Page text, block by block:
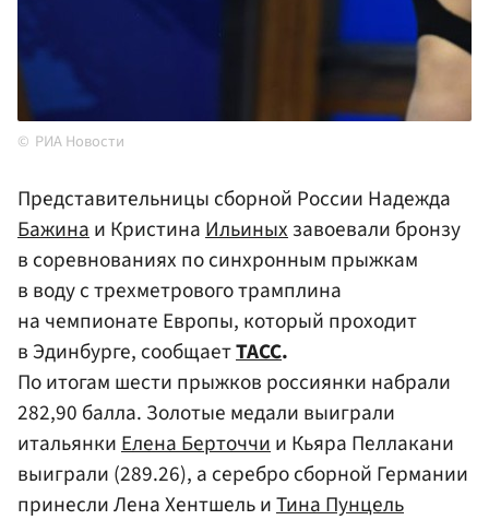
РИА Новости
Представительницы сборной России Надежда
Бажинаи КристинаИльиныхзавоевали бронзу
в соревнованиях по синхронным прыжкам
в воду с трехметрового трамплина
на чемпионате Европы, который проходит
в Эдинбурге, сообщаетТАСС.
По итогам шести прыжков россиянки набрали
282,90 балла. Золотые медали выиграли
итальянкиЕлена Берточчии Кьяра Пеллакани
выиграли (289.26), а серебро сборной Германии
принесли Лена Хентшель иТина Пунцель